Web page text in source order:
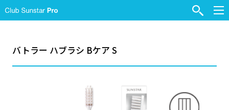
バトラー ハブラシ Bケア S